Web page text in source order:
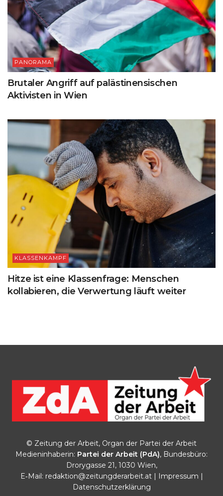
PANORAMA
Brutaler Angriff auf palästinensischen
Aktivisten in Wien
KLASSENKAMPF
Hitze ist eine Klassenfrage: Menschen
kollabieren, die Verwertung läuft weiter
© Zeitung der Arbeit, Organ der Partei der Arbeit
Medieninhaberin: Partei der Arbeit (PdA), Bundesbüro:
Drorygasse 21, 1030 Wien,
E‑Mail: redaktion@zeitungderarbeit.at| Impressum |
Datenschutzerklärung